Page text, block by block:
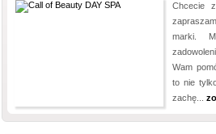
Chcecie
marki.
Wam
to nie
zachę...